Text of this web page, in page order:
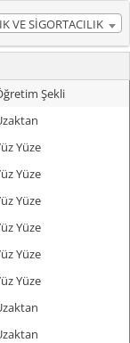
VE SİGORTACILIK
Müfredatı)
Şekli
Yüze
Yüze
Yüze
Yüze
Yüze
Yüze